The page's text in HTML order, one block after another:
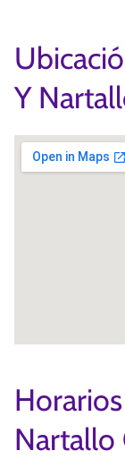
Y
Nartallo